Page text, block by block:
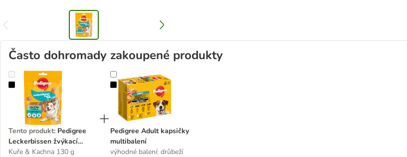
Často dohromady zakoupené produkty
Pedigree Leckerbissen žvýkací pamlsky
Tento produkt: Pedigree
Leckerbissen žvýkací
pamlsky
Kuře & Kachna 130 g
Pedigree Adult kapsičky multibalení
Pedigree Adult kapsičky
multibalení
výhodné balení: drůbeží